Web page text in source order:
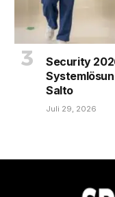
Security
Salto
Juli 29, 2026